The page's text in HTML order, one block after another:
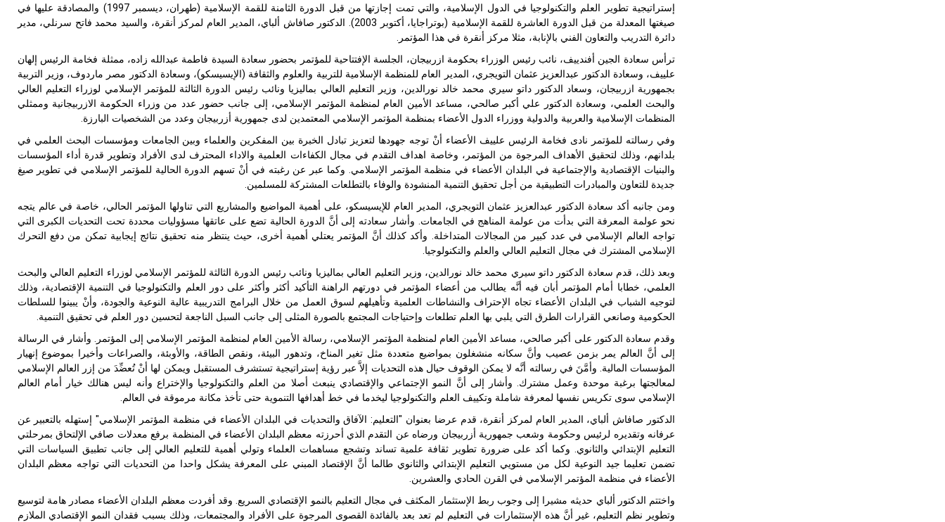
إستراتيجية تطوير العلم والتكنولوجيا في الدول الإسلامية، والتي تمت إجازتها من قبل الدورة الثامنة للقمة الإسلامية (طهران، ديسمبر 1997) والمصادقة عليها في
صيغتها المعدلة من قبل الدورة العاشرة للقمة الإسلامية (بوتراجايا، أكتوبر 2003). الدكتور صافاش ألباي، المدير العام لمركز أنقرة، والسيد محمد فاتح سرنلي، مدير
دائرة التدريب والتعاون الفني بالإنابة، مثلا مركز أنقرة في هذا المؤتمر.
ترأس سعادة الجين أفندييف، نائب رئيس الوزراء بحكومة ازربيجان، الجلسة الإفتتاحية للمؤتمر بحضور سعادة السيدة فاطمة عبدالله زاده، ممثلة فخامة الرئيس إلهان
علييف، وسعادة الدكتور عبدالعزيز عثمان التويجري، المدير العام للمنظمة الإسلامية للتربية والعلوم والثقافة (الإيسيسكو)، وسعادة الدكتور مصر ماردوف، وزير التربية
بجمهورية ازربيجان، وسعاد الدكتور داتو سيري محمد خالد نورالدين، وزير التعليم العالي بماليزيا ونائب رئيس الدورة الثالثة للمؤتمر الإسلامي لوزراء التعليم العالي
والبحث العلمي، وسعادة الدكتور علي أكبر صالحي، مساعد الأمين العام لمنظمة المؤتمر الإسلامي، إلى جانب حضور عدد من وزراء الحكومة الازربيجانية وممثلي
المنظمات الإسلامية والعربية والدولية ووزراء الدول الأعضاء بمنظمة المؤتمر الإسلامي المعتمدين لدى جمهورية أزربيجان وعدد من الشخصيات البارزة.
وفي رسالته للمؤتمر نادى فخامة الرئيس علييف الأعضاء أنْ توجه جهودها لتعزيز تبادل الخبرة بين المفكرين والعلماء وبين الجامعات ومؤسسات البحث العلمي في
بلدانهم، وذلك لتحقيق الأهداف المرجوة من المؤتمر، وخاصة اهداف التقدم في مجال الكفاءات العلمية والاداء المحترف لدى الأفراد وتطوير قدرة أداء المؤسسات
والبنيات الإقتصادية والإجتماعية في البلدان الأعضاء في منظمة المؤتمر الإسلامي. وكما عبر عن رغبته في أنْ تسهم الدورة الحالية للمؤتمر الإسلامي في تطوير صيغ
جديدة للتعاون والمبادرات التطبيقية من أجل تحقيق التنمية المنشودة والوفاء بالتطلعات المشتركة للمسلمين.
ومن جانبه أكد سعادة الدكتور عبدالعزيز عثمان التويجري، المدير العام للإيسيسكو، على أهمية المواضيع والمشاريع التي تناولها المؤتمر الحالي، خاصة في عالم يتجه
نحو عولمة المعرفة التي بدأت من عولمة المناهج في الجامعات. وأشار سعادته إلى أنَّ الدورة الحالية تضع على عاتقها مسؤوليات محددة تحت التحديات الكبرى التي
تواجه العالم الإسلامي في عدد كبير من المجالات المتداخلة. وأكد كذلك أنَّ المؤتمر يعتلي أهمية أخرى، حيث ينتظر منه تحقيق نتائج إيجابية تمكن من دفع التحرك
الإسلامي المشترك في مجال التعليم العالي والعلم والتكنولوجيا.
وبعد ذلك، قدم سعادة الدكتور داتو سيري محمد خالد نورالدين، وزير التعليم العالي بماليزيا ونائب رئيس الدورة الثالثة للمؤتمر الإسلامي لوزراء التعليم العالي والبحث
العلمي، خطابا أمام المؤتمر أبان فيه أنَّه يطالب من أعضاء المؤتمر في دورتهم الراهنة التأكيد أكثر وأكثر على دور العلم والتكنولوجيا في التنمية الإقتصادية، وذلك
لتوجيه الشباب في البلدان الأعضاء تجاه الإحتراف والنشاطات العلمية وتأهيلهم لسوق العمل من خلال البرامج التدريبية عالية النوعية والجودة، وأنْ يبينوا للسلطات
الحكومية وصانعي القرارات الطرق التي يلبي بها العلم تطلعات وإحتياجات المجتمع بالصورة المثلى إلى جانب السبل الناجعة لتحسين دور العلم في تحقيق التنمية.
وقدم سعادة الدكتور على أكبر صالحي، مساعد الأمين العام لمنظمة المؤتمر الإسلامي، رسالة الأمين العام لمنظمة المؤتمر الإسلامي إلى المؤتمر. وأشار في الرسالة
إلى أنَّ العالم يمر بزمن عصيب وأنَّ سكانه منشغلون بمواضيع متعددة مثل تغير المناخ، وتدهور البيئة، ونقص الطاقة، والأوبئة، والصراعات وأخيرا بموضوع إنهيار
المؤسسات المالية. وأمَّنَ في رسالته أنَّه لا يمكن الوقوف حيال هذه التحديات إلاَّ عبر رؤية إستراتيجية تستشرف المستقبل ويمكن لها أنْ تُعضِّدَ من إزر العالم الإسلامي
لمعالجتها برغبة موحدة وعمل مشترك. وأشار إلى أنَّ النمو الإجتماعي والإقتصادي ينبعث أصلا من العلم والتكنولوجيا والإختراع وأنه ليس هنالك خيار أمام العالم
الإسلامي سوى تكريس نفسها لمعرفة شاملة وتكييف العلم والتكنولوجيا ليخدما في خط أهدافها التنموية حتى تأخذ مكانة مرموقة في العالم.
الدكتور صافاش ألباي، المدير العام لمركز أنقرة، قدم عرضا بعنوان "التعليم: الآفاق والتحديات في البلدان الأعضاء في منظمة المؤتمر الإسلامي" إستهله بالتعبير عن
عرفانه وتقديره لرئيس وحكومة وشعب جمهورية أزربيجان ورضاه عن التقدم الذي أحرزته معظم البلدان الأعضاء في المنظمة برفع معدلات صافي الإلتحاق بمرحلتي
التعليم الإبتدائي والثانوي. وكما أكد على ضرورة تطوير ثقافة علمية تساند وتشجع مساهمات العلماء وتولي أهمية للتعليم العالي إلى جانب تطبيق السياسات التي
تضمن تعليما جيد النوعية لكل من مستويي التعليم الإبتدائي والثانوي طالما أنَّ الإقتصاد المبني على المعرفة يشكل واحدا من التحديات التي تواجه معظم البلدان
الأعضاء في منظمة المؤتمر الإسلامي في القرن الحادي والعشرين.
واختتم الدكتور ألباي حديثه مشيرا إلى وجوب ربط الإستثمار المكثف في مجال التعليم بالنمو الإقتصادي السريع. وقد أفردت معظم البلدان الأعضاء مصادر هامة لتوسيع
وتطوير نظم التعليم، غير أنَّ هذه الإستثمارات في التعليم لم تعد بعد بالفائدة القصوى المرجوة على الأفراد والمجتمعات، وذلك بسبب فقدان النمو الإقتصادي الملازم